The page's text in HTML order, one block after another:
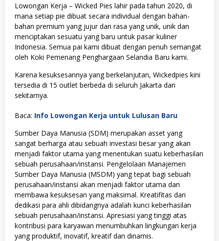
Lowongan Kerja – Wicked Pies lahir pada tahun 2020, di
mana setiap pie dibuat secara individual dengan bahan-
bahan premium yang jujur dan rasa yang unik, unik dan
menciptakan sesuatu yang baru untuk pasar kuliner
Indonesia. Semua pai kami dibuat dengan penuh semangat
oleh Koki Pemenang Penghargaan Selandia Baru kami.
Karena kesuksesannya yang berkelanjutan, Wickedpies kini
tersedia di 15 outlet berbeda di seluruh Jakarta dan
sekitarnya.
Baca: Info Lowongan Kerja untuk Lulusan Baru
Sumber Daya Manusia (SDM) merupakan asset yang
sangat berharga atau sebuah investasi besar yang akan
menjadi faktor utama yang menentukan suatu keberhasilan
sebuah perusahaan/instansi. Pengelolaan Manajemen
Sumber Daya Manusia (MSDM) yang tepat bagi sebuah
perusahaan/instansi akan menjadi faktor utama dan
membawa kesuksesan yang maksimal. Kreatifitas dan
dedikasi para ahli dibidangnya adalah kunci keberhasilan
sebuah perusahaan/instansi. Apresiasi yang tinggi atas
kontribusi para karyawan menumbuhkan lingkungan kerja
yang produktif, inovatif, kreatif dan dinamis.